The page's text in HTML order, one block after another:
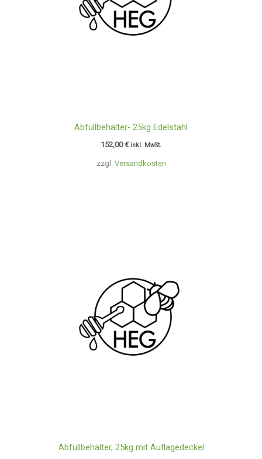
zzgl. Versandkosten
Abfüllbehälter- 25kg Edelstahl
152,00€ inkl. MwSt.
Abfüllbehälter, 25kg mit Auflagedeckel